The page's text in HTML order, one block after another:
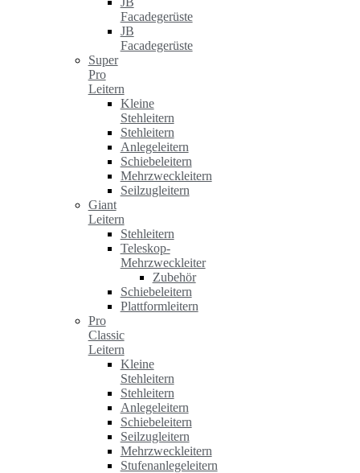
Facadegerüste
JB
Facadegerüste
Super
Pro
Leitern
Kleine
Stehleitern
Stehleitern
Anlegeleitern
Schiebeleitern
Mehrzweckleitern
Seilzugleitern
Giant
Leitern
Stehleitern
Teleskop-
Mehrzweckleiter
Zubehör
Schiebeleitern
Plattformleitern
Pro
Classic
Leitern
Kleine
Stehleitern
Stehleitern
Anlegeleitern
Schiebeleitern
Seilzugleitern
Mehrzweckleitern
Stufenanlegeleitern